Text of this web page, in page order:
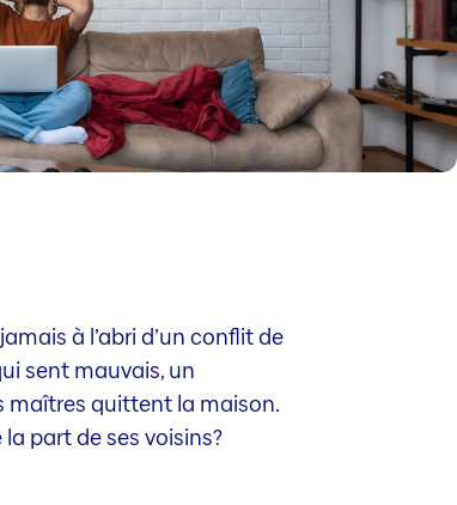
à l’abri d’un conflit de
sent mauvais, un
maîtres quittent la maison.
part de ses voisins?